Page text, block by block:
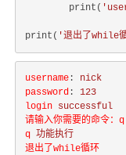
        print(
print( '退出了while
username : nick
password : 123
login successful
请输入你需要的命令：q
q 功能执行
退出了while循环